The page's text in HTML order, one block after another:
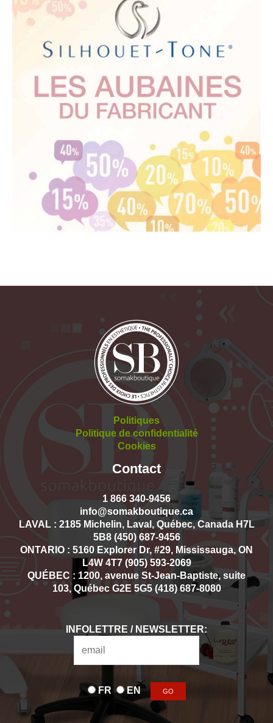
Politiques
Politique de confidentialité
Cookies
Contact
1 866 340-9456
info@somakboutique.ca
LAVAL : 2185 Michelin, Laval, Québec, Canada H7L
5B8 (450) 687-9456
ONTARIO : 5160 Explorer Dr, #29, Mississauga, ON
L4W 4T7 (905) 593-2069
QUÉBEC : 1200, avenue St-Jean-Baptiste, suite
103, Québec G2E 5G5 (418) 687-8080
INFOLETTRE / NEWSLETTER:
FR EN